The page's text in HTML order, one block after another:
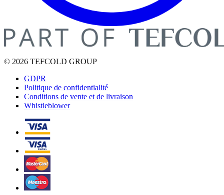
© 2026 TEFCOLD GROUP
GDPR
Politique de confidentialité
Conditions de vente et de livraison
Whistleblower